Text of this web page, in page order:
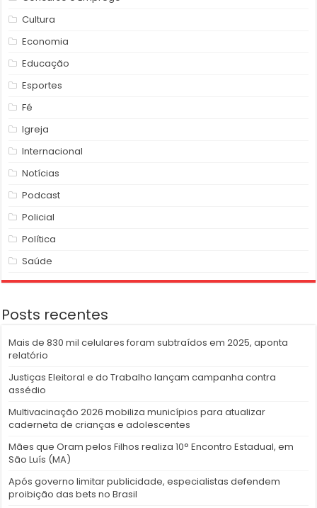
Cultura
Economia
Educação
Esportes
Fé
Igreja
Internacional
Notícias
Podcast
Policial
Política
Saúde
Posts recentes
Mais de 830 mil celulares foram subtraídos em 2025, aponta
relatório
Justiças Eleitoral e do Trabalho lançam campanha contra
assédio
Multivacinação 2026 mobiliza municípios para atualizar
caderneta de crianças e adolescentes
Mães que Oram pelos Filhos realiza 10° Encontro Estadual, em
São Luís (MA)
Após governo limitar publicidade, especialistas defendem
proibição das bets no Brasil